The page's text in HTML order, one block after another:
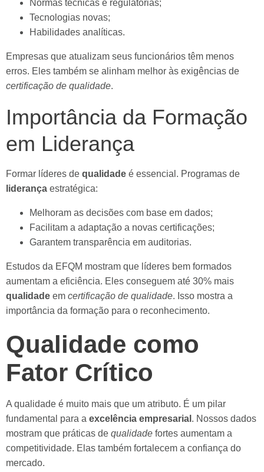
Normas técnicas e regulatórias;
Tecnologias novas;
Habilidades analíticas.
Empresas que atualizam seus funcionários têm menos
erros. Eles também se alinham melhor às exigências de
certificação de qualidade.
Importância da Formação
em Liderança
Formar líderes de qualidade é essencial. Programas de
liderança estratégica:
Melhoram as decisões com base em dados;
Facilitam a adaptação a novas certificações;
Garantem transparência em auditorias.
Estudos da EFQM mostram que líderes bem formados
aumentam a eficiência. Eles conseguem até 30% mais
qualidade em certificação de qualidade. Isso mostra a
importância da formação para o reconhecimento.
Qualidade como
Fator Crítico
A qualidade é muito mais que um atributo. É um pilar
fundamental para a excelência empresarial . Nossos dados
mostram que práticas de qualidade fortes aumentam a
competitividade. Elas também fortalecem a confiança do
mercado.